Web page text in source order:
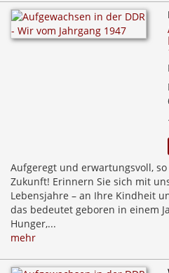
Aufgeregt und erwartungsvoll,
Zukunft! Erinnern Sie sich mit
Lebensjahre – an Ihre Kindheit
das bedeutet geboren in einem
Hunger,...
mehr